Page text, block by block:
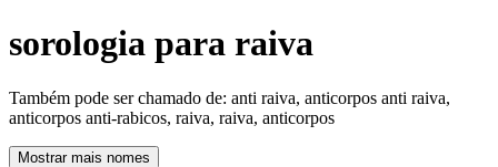
sorologia para raiva
Também pode ser chamado de: anti raiva, anticorpos anti raiva,
anticorpos anti-rabicos, raiva, raiva, anticorpos
Mostrar mais nomes